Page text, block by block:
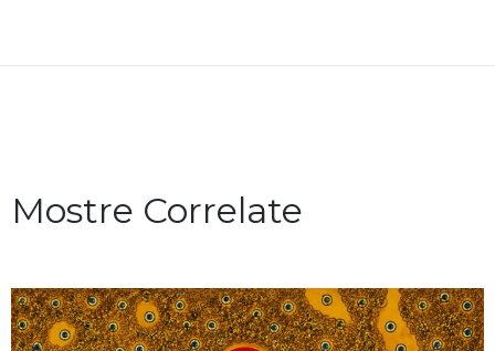
Mostre Correlate